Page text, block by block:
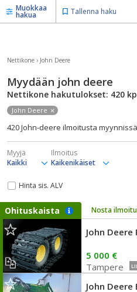
Muokkaa
hakua Tallenna haku
Nettikone › John Deere
Myydään john deere
Nettikone hakutulokset: 420
John Deere
420 John-deere ilmoitusta
Myyjä Ilmoitus
Hinta sis. ALV
Ohituskaista Nosta
John
5 000 €
Tampere